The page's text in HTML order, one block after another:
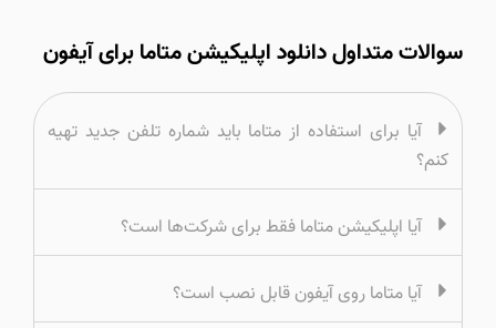
سوالات متداول دانلود اپلیکیشن متاما برای آیفون
آیا برای استفاده از متاما باید شماره تلفن جدید تهیه
کنم؟
آیا اپلیکیشن متاما فقط برای شرکت‌ها است؟
آیا متاما روی آیفون قابل نصب است؟